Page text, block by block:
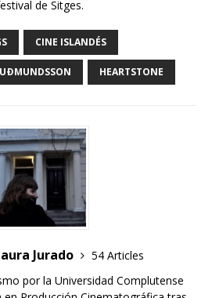
de Sitges.
CINE ISLANDÉS
HEARTSTONE
Jurado
54 Articles
por la Universidad Complutense